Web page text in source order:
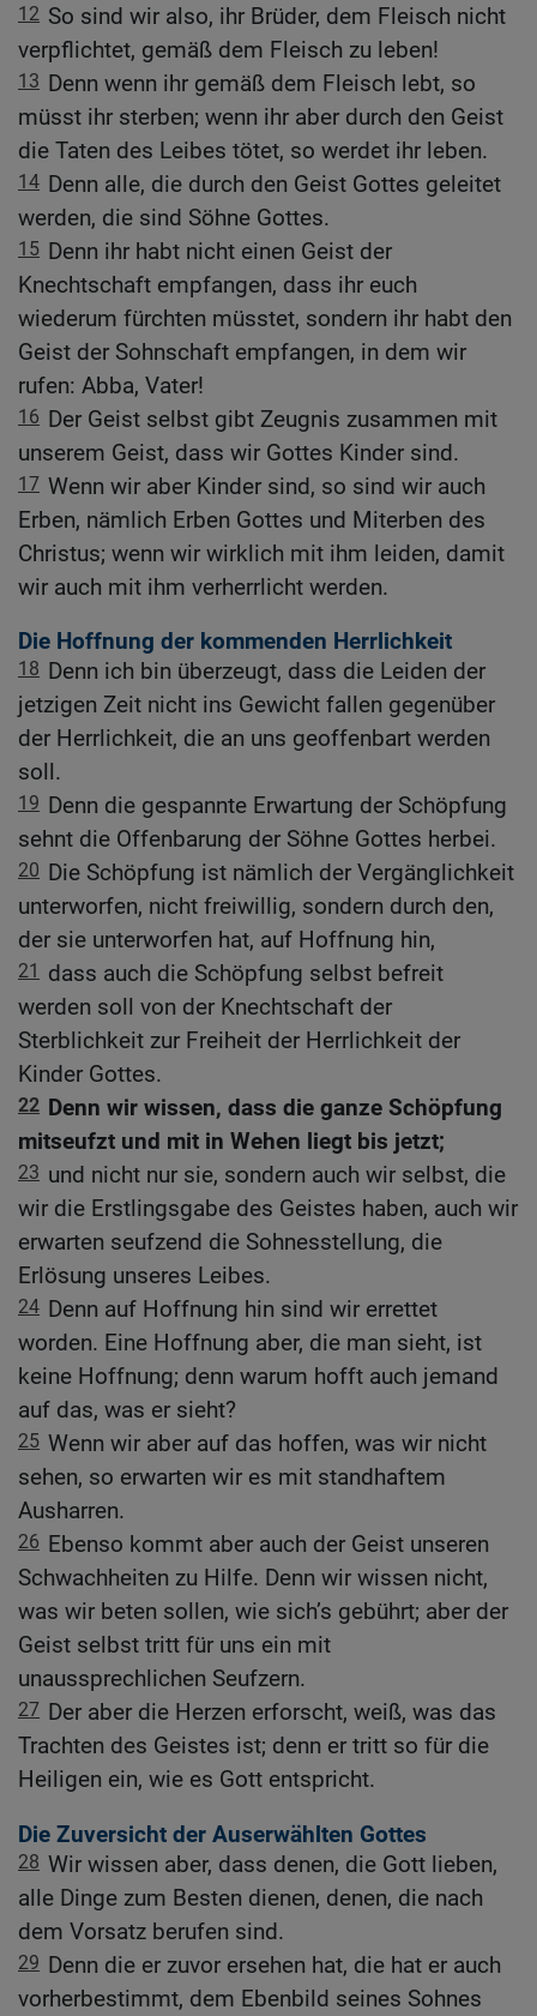
12 So sind wir also, ihr Brüder, dem Fleisch nicht
verpflichtet, gemäß dem Fleisch zu leben!
13 Denn wenn ihr gemäß dem Fleisch lebt, so
müsst ihr sterben; wenn ihr aber durch den Geist
die Taten des Leibes tötet, so werdet ihr leben.
14 Denn alle, die durch den Geist Gottes geleitet
werden, die sind Söhne Gottes.
15 Denn ihr habt nicht einen Geist der
Knechtschaft empfangen, dass ihr euch
wiederum fürchten müsstet, sondern ihr habt den
Geist der Sohnschaft empfangen, in dem wir
rufen: Abba, Vater!
16 Der Geist selbst gibt Zeugnis zusammen mit
unserem Geist, dass wir Gottes Kinder sind.
17 Wenn wir aber Kinder sind, so sind wir auch
Erben, nämlich Erben Gottes und Miterben des
Christus; wenn wir wirklich mit ihm leiden, damit
wir auch mit ihm verherrlicht werden.
Die Hoffnung der kommenden Herrlichkeit
18 Denn ich bin überzeugt, dass die Leiden der
jetzigen Zeit nicht ins Gewicht fallen gegenüber
der Herrlichkeit, die an uns geoffenbart werden
soll.
19 Denn die gespannte Erwartung der Schöpfung
sehnt die Offenbarung der Söhne Gottes herbei.
20 Die Schöpfung ist nämlich der Vergänglichkeit
unterworfen, nicht freiwillig, sondern durch den,
der sie unterworfen hat, auf Hoffnung hin,
21
dass auch die Schöpfung selbst befreit
werden soll von der Knechtschaft der
Sterblichkeit zur Freiheit der Herrlichkeit der
Kinder Gottes.
22 Denn wir wissen, dass die ganze Schöpfung
mitseufzt und mit in Wehen liegt bis jetzt;
23 und nicht nur sie, sondern auch wir selbst, die
wir die Erstlingsgabe des Geistes haben, auch wir
erwarten seufzend die Sohnesstellung, die
Erlösung unseres Leibes.
24 Denn auf Hoffnung hin sind wir errettet
worden. Eine Hoffnung aber, die man sieht, ist
keine Hoffnung; denn warum hofft auch jemand
auf das, was er sieht?
25 Wenn wir aber auf das hoffen, was wir nicht
sehen, so erwarten wir es mit standhaftem
Ausharren.
26 Ebenso kommt aber auch der Geist unseren
Schwachheiten zu Hilfe. Denn wir wissen nicht,
was wir beten sollen, wie sich’s gebührt; aber der
Geist selbst tritt für uns ein mit
unaussprechlichen Seufzern.
27 Der aber die Herzen erforscht, weiß, was das
Trachten des Geistes ist; denn er tritt so für die
Heiligen ein, wie es Gott entspricht.
Die Zuversicht der Auserwählten Gottes
28 Wir wissen aber, dass denen, die Gott lieben,
alle Dinge zum Besten dienen, denen, die nach
dem Vorsatz berufen sind.
29 Denn die er zuvor ersehen hat, die hat er auch
vorherbestimmt, dem Ebenbild seines Sohnes